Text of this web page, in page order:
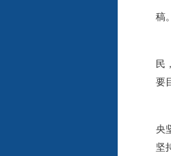
稿
民
要
央
坚